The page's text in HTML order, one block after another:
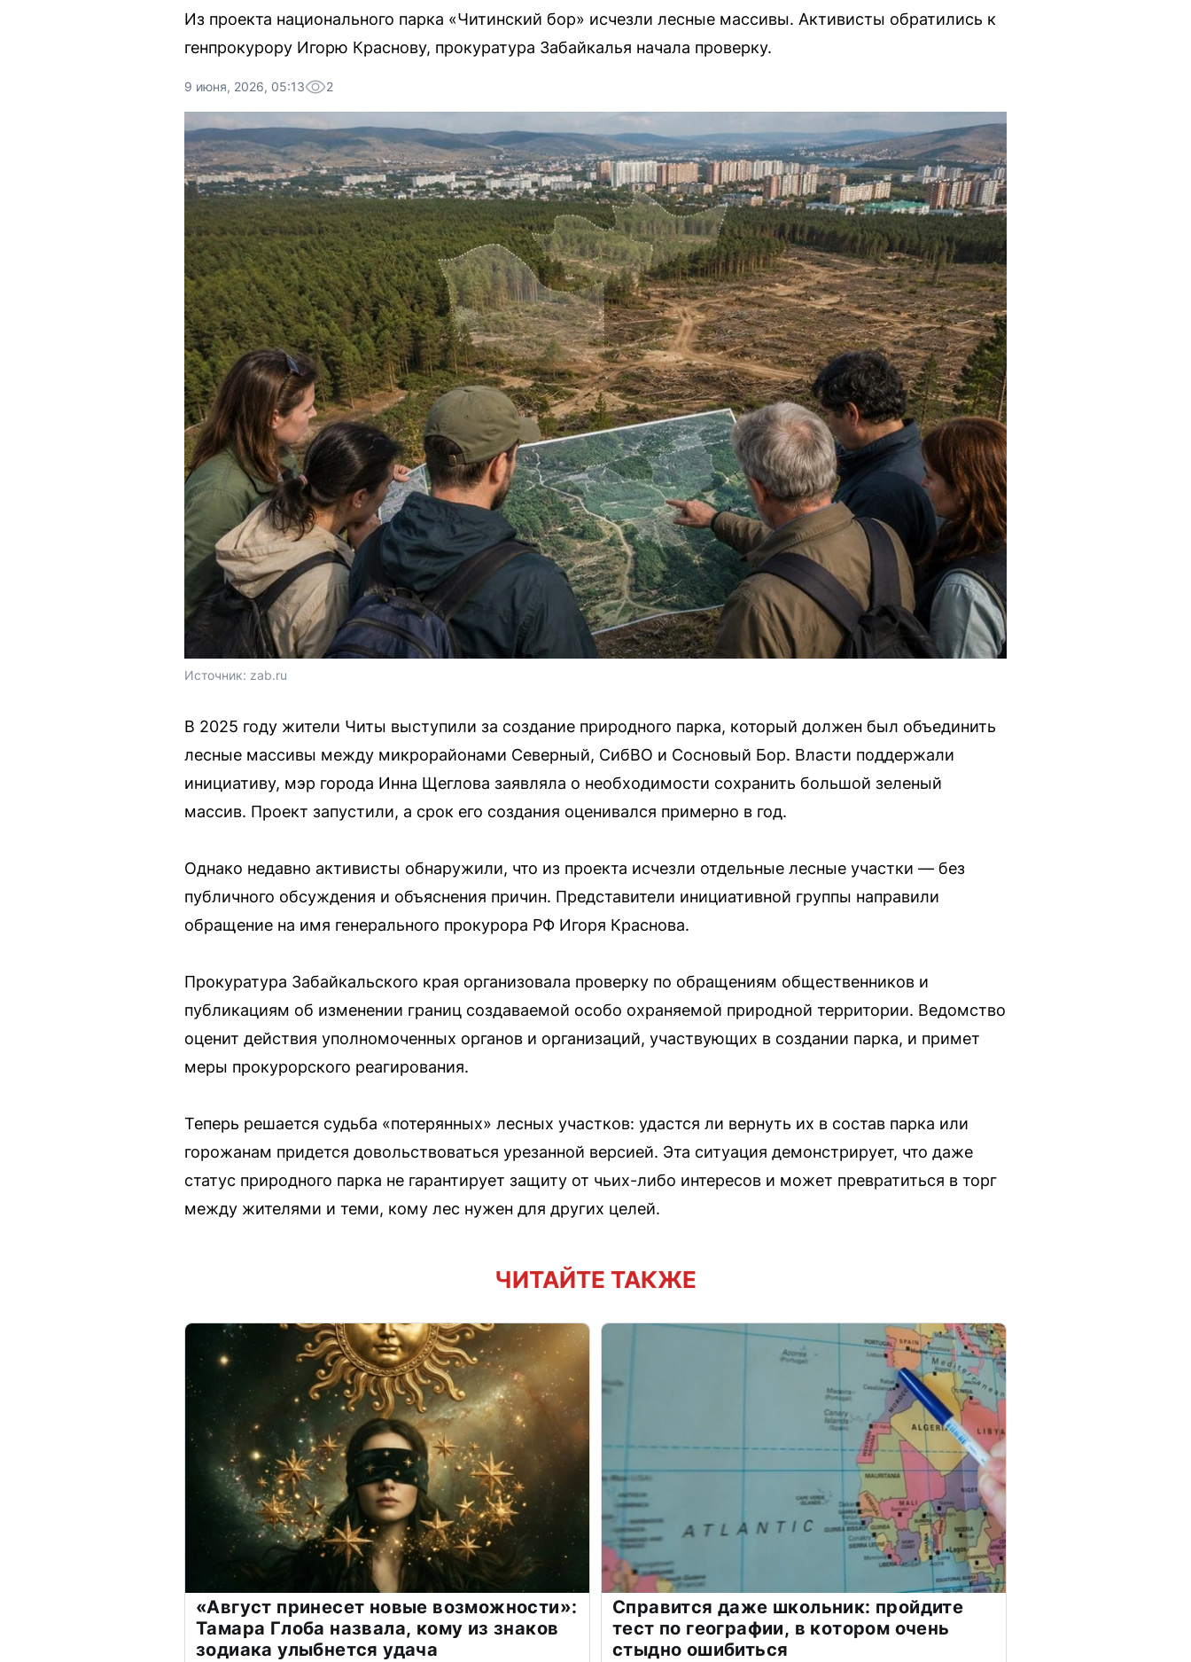
Из проекта национального парка «Читинский бор» исчезли лесные массивы. Активисты обратились к
генпрокурору Игорю Краснову, прокуратура Забайкалья начала проверку.
9 июня, 2026, 05:13 2
Источник: zab.ru
В 2025 году жители Читы выступили за создание природного парка, который должен был объединить
лесные массивы между микрорайонами Северный, СибВО и Сосновый Бор. Власти поддержали
инициативу, мэр города Инна Щеглова заявляла о необходимости сохранить большой зеленый
массив. Проект запустили, а срок его создания оценивался примерно в год.
Однако недавно активисты обнаружили, что из проекта исчезли отдельные лесные участки — без
публичного обсуждения и объяснения причин. Представители инициативной группы направили
обращение на имя генерального прокурора РФ Игоря Краснова.
Прокуратура Забайкальского края организовала проверку по обращениям общественников и
публикациям об изменении границ создаваемой особо охраняемой природной территории. Ведомство
оценит действия уполномоченных органов и организаций, участвующих в создании парка, и примет
меры прокурорского реагирования.
Теперь решается судьба «потерянных» лесных участков: удастся ли вернуть их в состав парка или
горожанам придется довольствоваться урезанной версией. Эта ситуация демонстрирует, что даже
статус природного парка не гарантирует защиту от чьих-либо интересов и может превратиться в торг
между жителями и теми, кому лес нужен для других целей.
ЧИТАЙТЕ ТАКЖЕ
«Август принесет новые возможности»:
Тамара Глоба назвала, кому из знаков
зодиака улыбнется удача
Справится даже школьник: пройдите
тест по географии, в котором очень
стыдно ошибиться